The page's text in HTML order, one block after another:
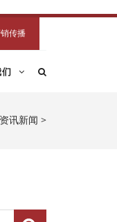
传播
讯新闻 >